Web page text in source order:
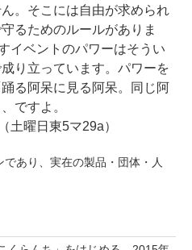
。そこには自由が求められ
るためのルールがありま
イベントのパワーはそうい
り立っています。パワーを
る阿呆に見る阿呆。同じ阿
ですよ。
土曜日東5マ29a）
あり、実在の製品・団体・人